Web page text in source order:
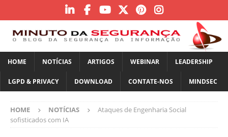
HOME NOTÍCIAS ARTIGOS WEBINAR LEADERSHIP
LGPD & PRIVACY DOWNLOAD CONTATE-NOS MINDSEC
HOME NOTÍCIAS
Ataques de Engenharia Social
sofisticados com IA